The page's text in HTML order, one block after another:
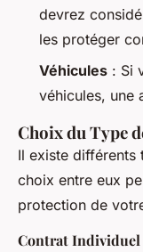
devrez
les protéger
Véhicules : Si
véhicules, une
Choix du Type
Il existe différents
choix entre eux
protection de
Contrat